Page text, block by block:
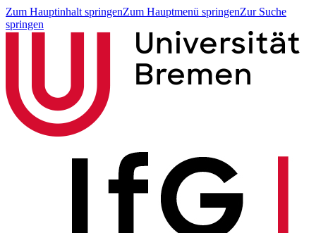
Zum Hauptinhalt springenZum Hauptmenü springenZur Suche
springen